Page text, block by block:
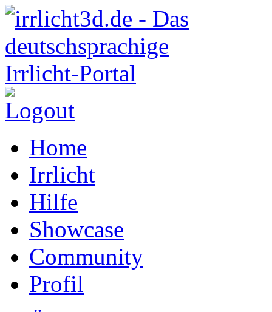
Home
Irrlicht
Hilfe
Showcase
Community
Profil